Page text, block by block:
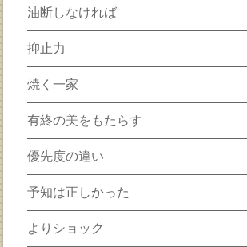
油断しなければ
抑止力
焼く一家
有終の美をもたらす
優先度の違い
予知は正しかった
よりショック